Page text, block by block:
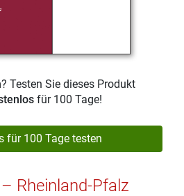
? Testen Sie dieses Produkt
für 100 Tage!
für 100 Tage testen
Rheinland-Pfalz